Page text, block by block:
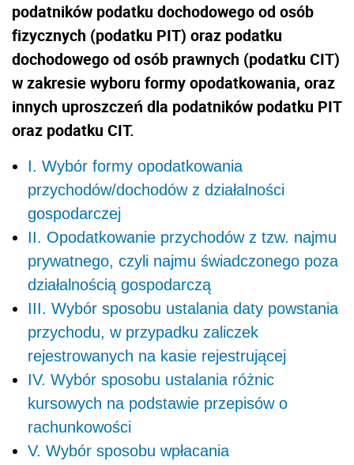
podatników podatku dochodowego od osób
fizycznych (podatku PIT) oraz podatku
dochodowego od osób prawnych (podatku CIT)
w zakresie wyboru formy opodatkowania, oraz
innych uproszczeń dla podatników podatku PIT
oraz podatku CIT.
I. Wybór formy opodatkowania
przychodów/dochodów z działalności
gospodarczej
II. Opodatkowanie przychodów z tzw. najmu
prywatnego, czyli najmu świadczonego poza
działalnością gospodarczą
III. Wybór sposobu ustalania daty powstania
przychodu, w przypadku zaliczek
rejestrowanych na kasie rejestrującej
IV. Wybór sposobu ustalania różnic
kursowych na podstawie przepisów o
rachunkowości
V. Wybór sposobu wpłacania